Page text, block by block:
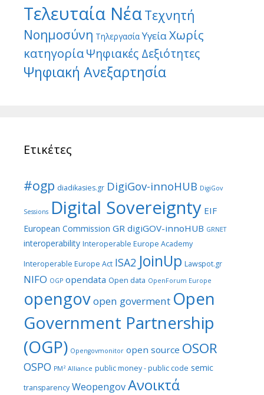
Τελευταία ΝέαΤεχνητή
Νοημοσύνη Τηλεργασία ΥγείαΧωρίς
κατηγορίαΨηφιακές Δεξιότητες
Ψηφιακή Ανεξαρτησία
Ετικέτες
#ogp diadikasies.gr DigiGov-innoHUB DigiGov
Sessions Digital Sovereignty EIF
European Commission GR digiGOV-innoHUB GRNET
interoperability Interoperable Europe Academy
Interoperable Europe Act ISA2 JoinUp Lawspot.gr
NIFO OGP opendata Open data OpenForum Europe
opengovopen goverment Open
Government Partnership
(OGP) Opengovmonitor open source OSOR
OSPO PM² Alliance public money - public code semic
transparency WeopengovΑνοικτά